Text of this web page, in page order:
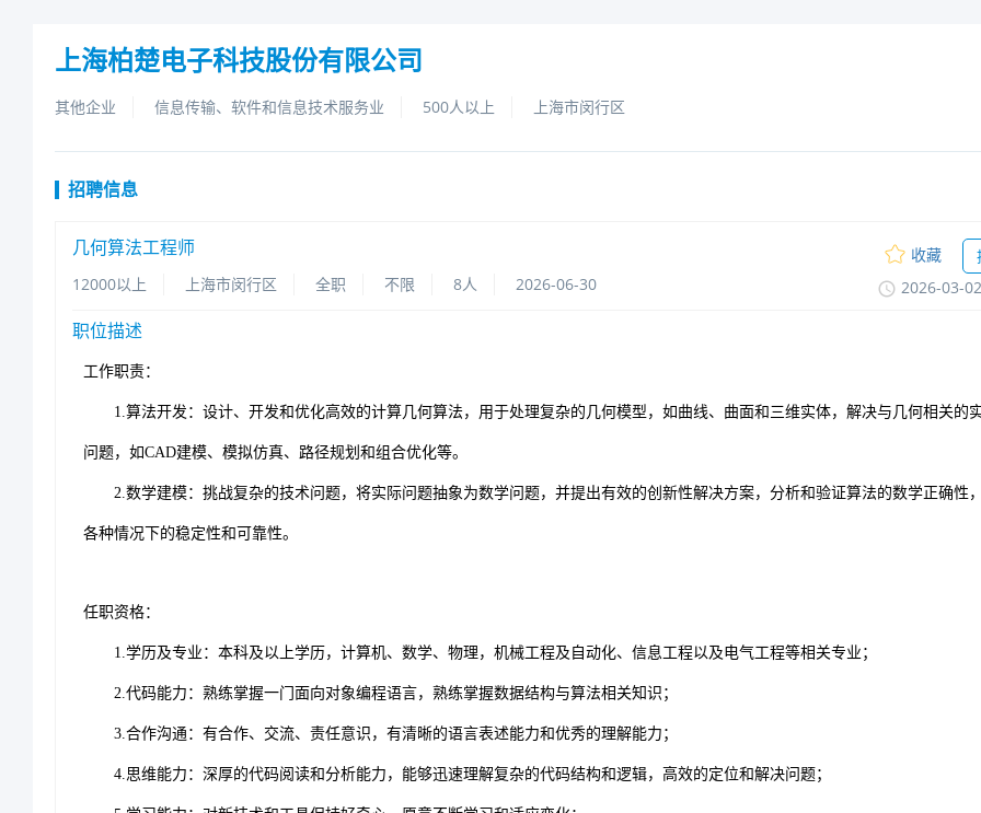
上海柏楚电子科技股份有限公司
其他企业 信息传输、软件和信息技术服务业 500人以上 上海市闵行区
招聘信息
几何算法工程师
12000以上 上海市闵行区 全职 不限 8人 2026-06-30
收藏
2026-03-
职位描述
工作职责：
1.算法开发：设计、开发和优化高效的计算几何算法，用于处理复杂的几何模型，如曲线、曲面和三维实体，解决与几何相关的
问题，如CAD建模、模拟仿真、路径规划和组合优化等。
2.数学建模：挑战复杂的技术问题，将实际问题抽象为数学问题，并提出有效的创新性解决方案，分析和验证算法的数学正确性
各种情况下的稳定性和可靠性。
任职资格：
1.学历及专业：本科及以上学历，计算机、数学、物理，机械工程及自动化、信息工程以及电气工程等相关专业 ；
2.代码能力：熟练掌握一门面向对象编程语言，熟练掌握数据结构与算法相关知识；
3.合作沟通：有合作、交流、责任意识，有清晰的语言表述能力和优秀的理解能力；
4.思维能力：深厚的代码阅读和分析能力，能够迅速理解复杂的代码结构和逻辑，高效的定位和解决问题；